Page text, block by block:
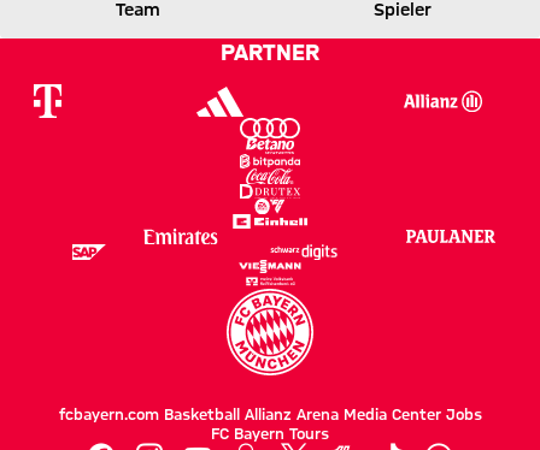
MANU
Zwischenergebnis:
3 zu 1 nach Erste Halbzeit
FCB
Team Spieler
PARTNER
fcbayern.com Basketball Allianz Arena Media Center Jobs
FC Bayern Tours